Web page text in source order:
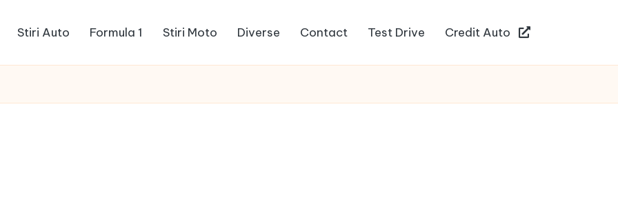
Stiri Auto Formula 1 Stiri Moto Diverse Contact Test Drive Credit Auto